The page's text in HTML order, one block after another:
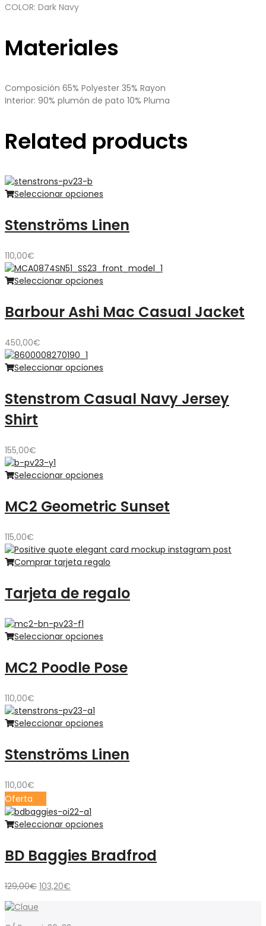
COLOR: Dark Navy
Materiales
Composición 65% Polyester 35% Rayon
Interior: 90% plumón de pato 10% Pluma
Related products
Seleccionar opciones
Stenströms Linen
110,00€
Seleccionar opciones
Barbour Ashi Mac Casual Jacket
450,00€
Seleccionar opciones
Stenstrom Casual Navy Jersey
Shirt
155,00€
Seleccionar opciones
MC2 Geometric Sunset
115,00€
Comprar tarjeta regalo
Tarjeta de regalo
Seleccionar opciones
MC2 Poodle Pose
110,00€
Seleccionar opciones
Stenströms Linen
110,00€
Oferta
Seleccionar opciones
BD Baggies Bradfrod
129,00€ El
era:
103,20€
es: